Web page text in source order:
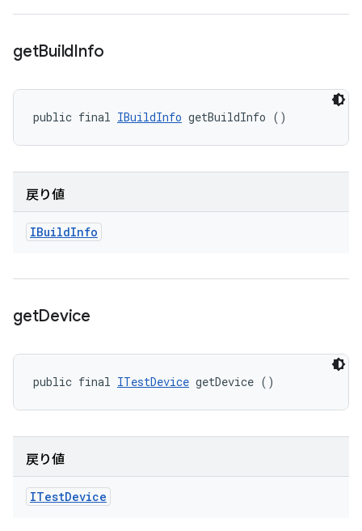
getBuildInfo
public final IBuildInfo getBuildInfo ()
戻り値
IBuildInfo
getDevice
public final ITestDevice getDevice ()
戻り値
ITestDevice